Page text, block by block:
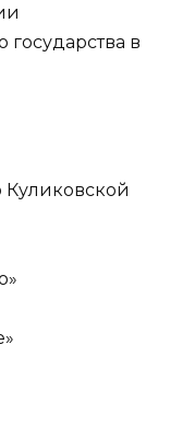
государства в